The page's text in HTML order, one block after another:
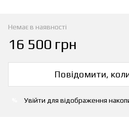
Немає в наявності
16 500 грн
Повідомити,
Увійти для відображення